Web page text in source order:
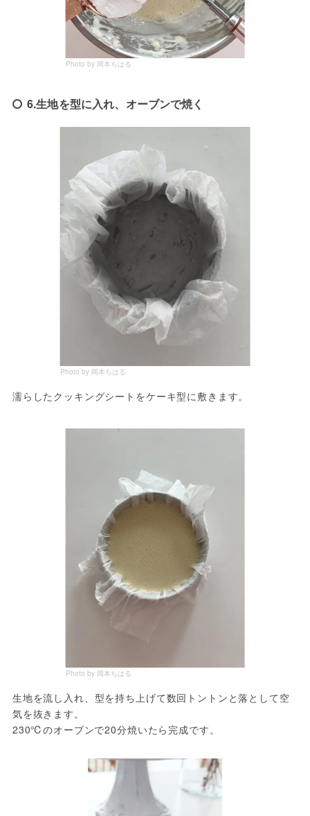
Photo by 岡本ちはる
6.生地を型に入れ、オーブンで焼く
Photo by 岡本ちはる
濡らしたクッキングシートをケーキ型に敷きます。
Photo by 岡本ちはる
生地を流し入れ、型を持ち上げて数回トントンと落として空
気を抜きます。
230℃のオーブンで20分焼いたら完成です。